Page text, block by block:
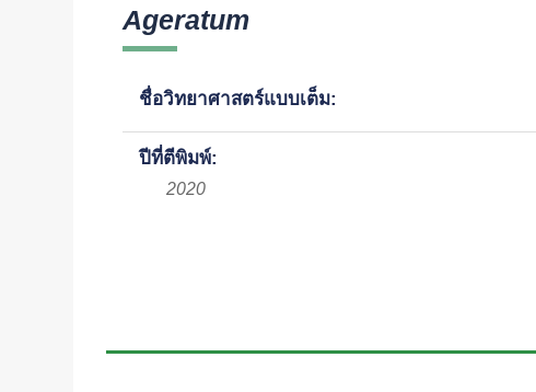
Ageratum
ชื่อวิทยาศาสตร์แบบเต็ม:
ปีที่ตีพิมพ์:
2020